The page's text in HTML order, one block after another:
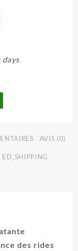
days
AVIS (0)
des rides